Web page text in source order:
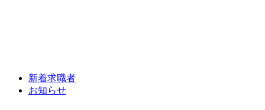
新着求職者
お知らせ